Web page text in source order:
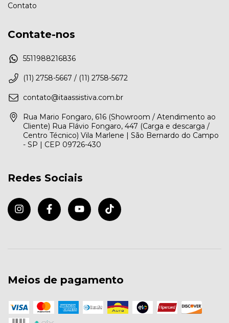
Contato
Contate-nos
5511988216836
(11) 2758-5667 / (11) 2758-5672
contato@itaassistiva.com.br
Rua Mario Fongaro, 616 (Showroom / Atendimento ao
Cliente) Rua Flávio Fongaro, 447 (Carga e descarga /
Centro Técnico) Vila Marlene | São Bernardo do Campo
- SP | CEP 09726-430
Redes Sociais
Meios de pagamento